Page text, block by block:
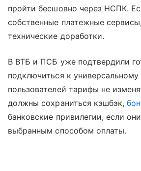
пройти бесшовно через НСПК.
собственные платежные
технические доработки.
В ВТБ и ПСБ уже подтвердили
подключиться к универсальному
пользователей тарифы не
должны сохраниться кэшбэк,
банковские привилегии, если
выбранным способом оплаты.